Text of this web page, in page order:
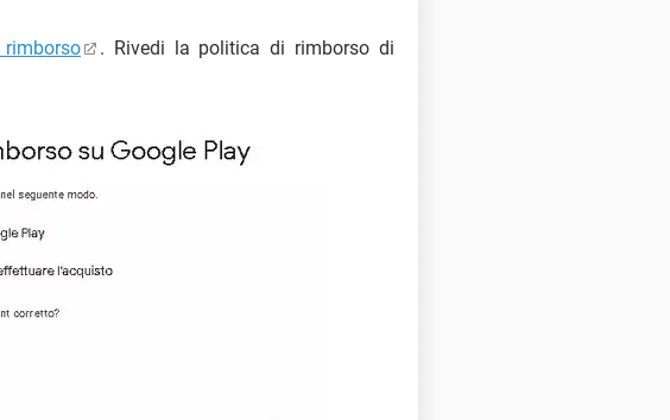
. Rivedi la politica di rimborso di